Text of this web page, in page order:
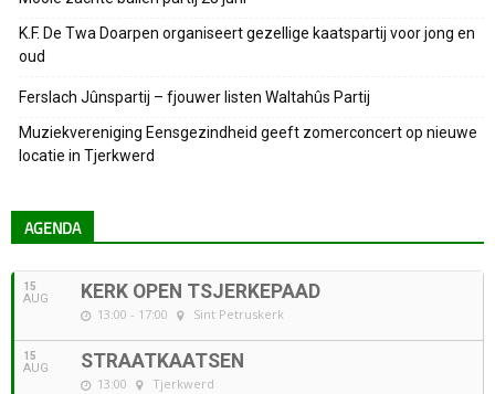
K.F. De Twa Doarpen organiseert gezellige kaatspartij voor jong en
oud
Ferslach Jûnspartij – fjouwer listen Waltahûs Partij
Muziekvereniging Eensgezindheid geeft zomerconcert op nieuwe
locatie in Tjerkwerd
AGENDA
15
AUG KERK OPEN TSJERKEPAAD
13:00 - 17:00 Sint Petruskerk
15
AUG STRAATKAATSEN
13:00 Tjerkwerd